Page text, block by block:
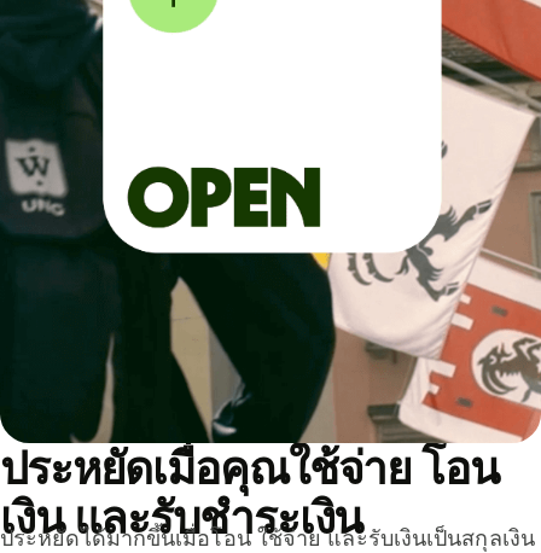
ประหยัดเมื่อคุณใช้จ่าย โอน
เงิน และรับชำระเงิน
ประหยัดได้มากขึ้นเมื่อโอน ใช้จ่าย และรับเงินเป็นสกุลเงิน